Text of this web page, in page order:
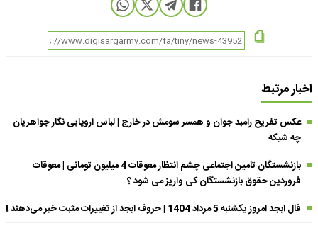
اخبار مرتبط
عکس تفریح رامبد جوان و همسر سومش در خارج | لباس اروپایی نگار جواهریان
چه شیکه
بازنشستگان تامین اجتماعی چشم انتظار معوقات 4 میلیون تومانی | معوقات
فروردین حقوق بازنشستگان کی واریز می شود ؟
فال ابجد امروز یکشنبه 5 مرداد 1404 | حروف ابجد از تغییرات مثبت خبر می‌دهند !